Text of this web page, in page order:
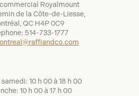
Royalmount
de la Côte-de-Liesse,
QC H4P 0C9
514-733-1777
samedi: 10 h 00 à 18 h 00
10 h 00 à 17 h 00